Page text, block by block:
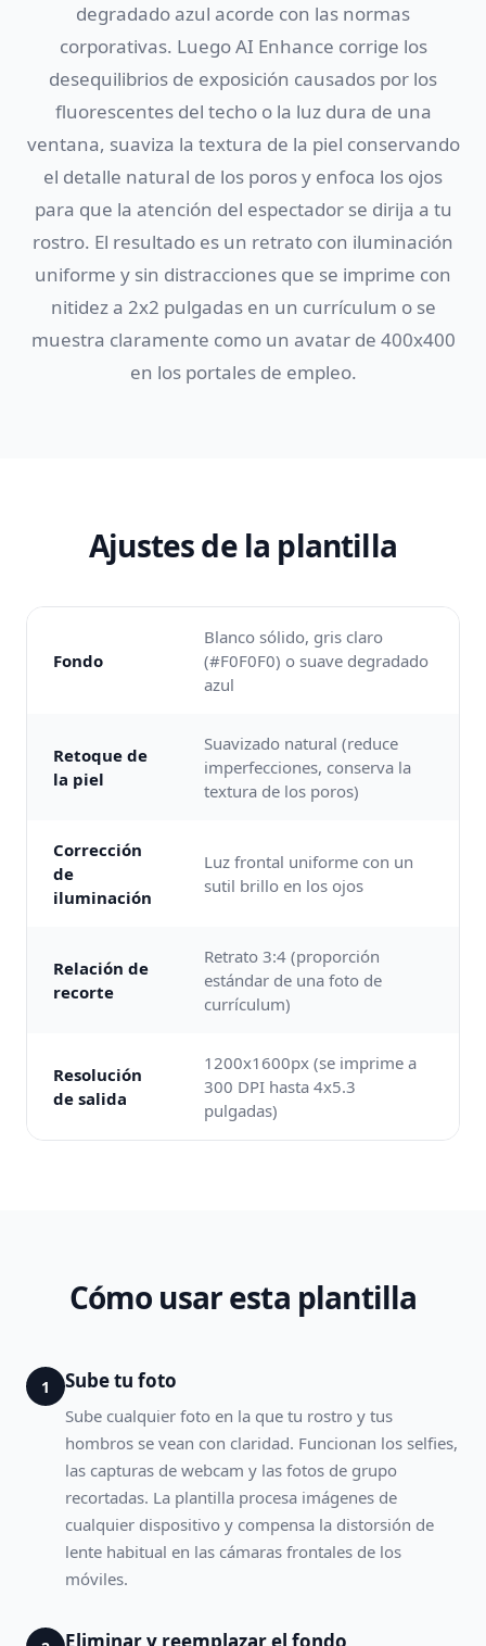
degradado azul acorde con las normas
corporativas. Luego AI Enhance corrige los
desequilibrios de exposición causados por los
fluorescentes del techo o la luz dura de una
ventana, suaviza la textura de la piel conservando
el detalle natural de los poros y enfoca los ojos
para que la atención del espectador se dirija a tu
rostro. El resultado es un retrato con iluminación
uniforme y sin distracciones que se imprime con
nitidez a 2x2 pulgadas en un currículum o se
muestra claramente como un avatar de 400x400
en los portales de empleo.
Ajustes de la plantilla
Fondo
Blanco sólido, gris claro
(#F0F0F0) o suave degradado
azul
Retoque de
la piel
Suavizado natural (reduce
imperfecciones, conserva la
textura de los poros)
Corrección
de
iluminación
Luz frontal uniforme con un
sutil brillo en los ojos
Relación de
recorte
Retrato 3:4 (proporción
estándar de una foto de
currículum)
Resolución
de salida
1200x1600px (se imprime a
300 DPI hasta 4x5.3
pulgadas)
Cómo usar esta plantilla
1 Sube tu foto
Sube cualquier foto en la que tu rostro y tus
hombros se vean con claridad. Funcionan los selfies,
las capturas de webcam y las fotos de grupo
recortadas. La plantilla procesa imágenes de
cualquier dispositivo y compensa la distorsión de
lente habitual en las cámaras frontales de los
móviles.